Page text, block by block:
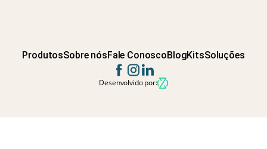
ProdutosSobre nósFale ConoscoBlogKitsSoluções
Desenvolvido por: